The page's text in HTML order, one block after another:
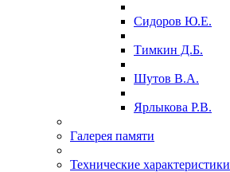
Сидоров Ю.Е.
Тимкин Д.Б.
Шутов В.А.
Ярлыкова Р.В.
Галерея памяти
Технические характеристики